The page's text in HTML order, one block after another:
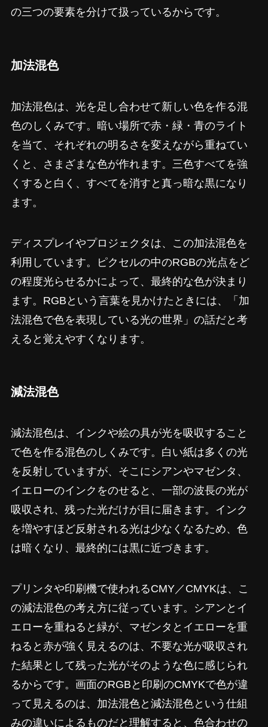
の三つの要素を分けて扱っているからです。
加法混色
加法混色は、光を足し合わせて新しい色を作る混
色のしくみです。暗い場所で赤・緑・青のライト
を当て、それぞれの明るさを変えながら重ねてい
くと、さまざまな色が作れます。三色すべてを強
くすると白く、すべてを消すと真っ暗な黒になり
ます。
ディスプレイやプロジェクタは、この加法混色を
利用しています。ピクセルの中のRGBの光点をど
の程度光らせるかによって、最終的な色が決まり
ます。RGBという言葉を見かけたときには、「加
法混色で色を表現している光の世界」の話だと考
えると覚えやすくなります。
減法混色
減法混色は、インクや絵の具が光を吸収すること
で色を作る混色のしくみです。白い紙は多くの光
を反射していますが、そこにシアンやマゼンタ、
イエローのインクをのせると、一部の波長の光が
吸収され、残った光だけが目に届きます。インク
を増やすほど反射される光は少なくなるため、色
は暗くなり、最終的には黒に近づきます。
プリンタや印刷機で使われるCMY／CMYKは、こ
の減法混色の考え方に従っています。シアンとイ
エローを重ねると緑が、マゼンタとイエローを重
ねると赤が強く見えるのは、不要な光が吸収され
た結果として残った光がそのような色に感じられ
るからです。画面のRGBと印刷のCMYKで色が違
って見えるのは、加法混色と減法混色という仕組
みの違いによるものだと理解すると、色合わせの